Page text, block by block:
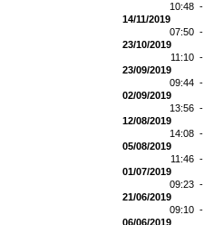
10:48 -
14/11/2019
07:50 -
23/10/2019
11:10 -
23/09/2019
09:44 -
02/09/2019
13:56 -
12/08/2019
14:08 -
05/08/2019
11:46 -
01/07/2019
09:23 -
21/06/2019
09:10 -
06/06/2019